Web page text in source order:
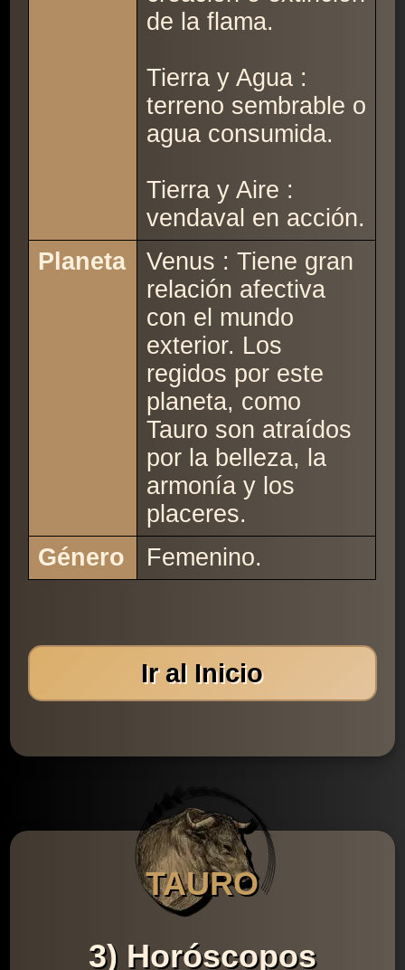
de la flama.
Tierra y Agua :
terreno sembrable o
agua consumida.
Tierra y Aire :
vendaval en acción.
Planeta
Venus : Tiene gran
relación afectiva
con el mundo
exterior. Los
regidos por este
planeta, como
Tauro son atraídos
por la belleza, la
armonía y los
placeres.
Género
Femenino.
Ir al Inicio
TAURO
3) Horóscopos